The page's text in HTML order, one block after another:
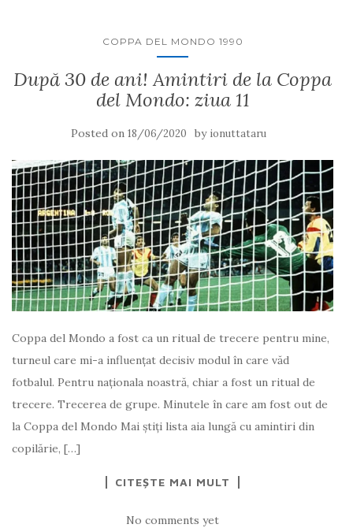
COPPA DEL MONDO 1990
După 30 de ani! Amintiri de la Coppa
del Mondo: ziua 11
Posted on 18/06/2020 by ionuttataru
Coppa del Mondo a fost ca un ritual de trecere pentru mine,
turneul care mi-a influențat decisiv modul în care văd
fotbalul. Pentru naționala noastră, chiar a fost un ritual de
trecere. Trecerea de grupe. Minutele în care am fost out de
la Coppa del Mondo Mai ştiţi lista aia lungă cu amintiri din
copilărie, […]
CITEȘTE MAI MULT
No comments yet